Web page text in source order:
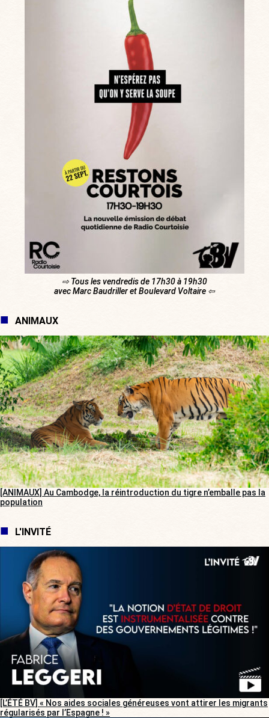
⇨ Tous les vendredis de 17h30 à 19h30
avec Marc Baudriller et Boulevard Voltaire ⇦
ANIMAUX
[ANIMAUX] Au Cambodge, la réintroduction du tigre n’emballe pas la
population
L'INVITÉ
[L’ÉTÉ BV] « Nos aides sociales généreuses vont attirer les migrants
régularisés par l’Espagne ! »